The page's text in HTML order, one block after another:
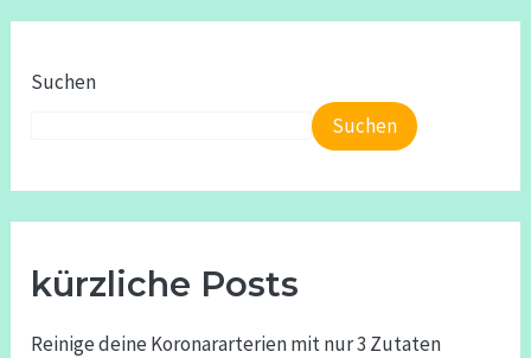
Suchen
Suchen
kürzliche Posts
Reinige deine Koronararterien mit nur 3 Zutaten